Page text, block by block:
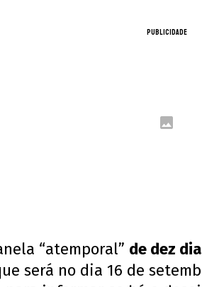
PUBLICIDADE
“atemporal” de dez
será no dia 16 de